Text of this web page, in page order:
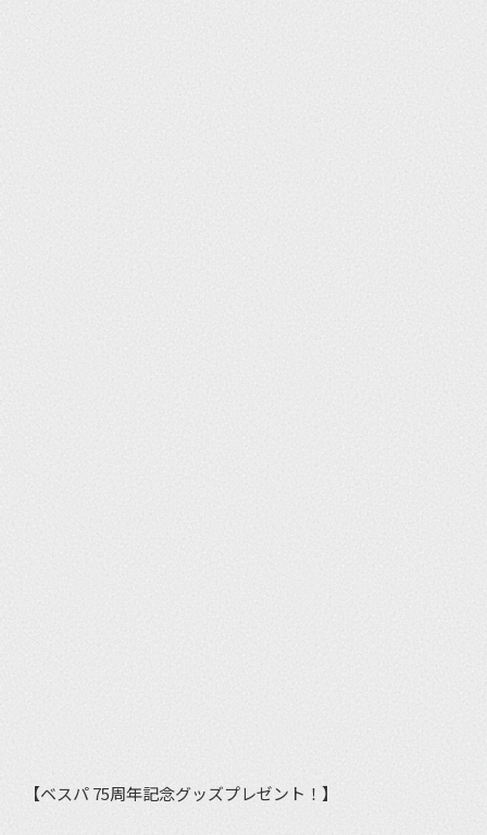
【ベスパ 75周年記念グッズプレゼント！】